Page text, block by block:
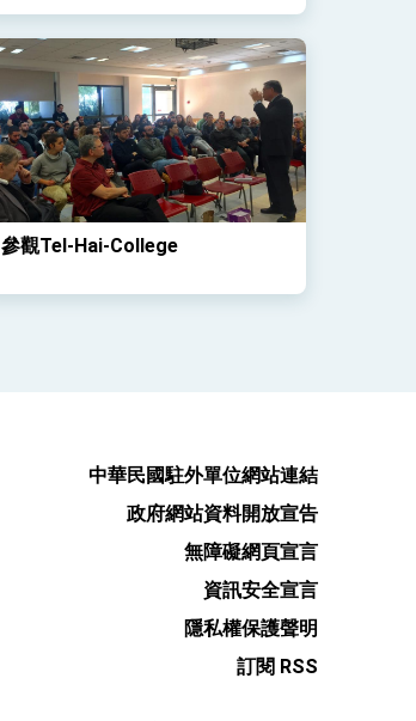
參觀Tel-Hai-College
中華民國駐外單位網站連結
政府網站資料開放宣告
無障礙網頁宣言
資訊安全宣言
隱私權保護聲明
訂閱 RSS